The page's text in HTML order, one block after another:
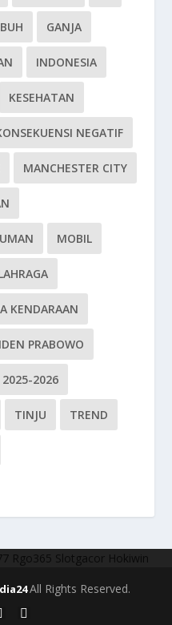
GANJA
INDONESIA
KESEHATAN
NEGATIF
MANCHESTER CITY
MOBIL
KENDARAAN
PRABOWO
2025-2026
TINJU TREND
Rgo365 Slotgacor Hokiwin
All Rights Reserved.